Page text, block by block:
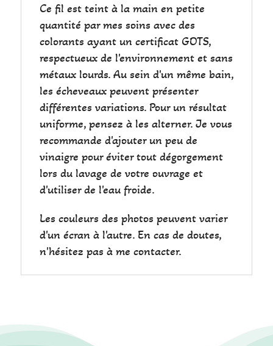
Ce fil est teint à la main en petite
quantité par mes soins avec des
colorants ayant un certificat GOTS,
respectueux de l'environnement et sans
métaux lourds. Au sein d'un même bain,
les écheveaux peuvent présenter
différentes variations. Pour un résultat
uniforme, pensez à les alterner. Je vous
recommande d'ajouter un peu de
vinaigre pour éviter tout dégorgement
lors du lavage de votre ouvrage et
d'utiliser de l'eau froide.
Les couleurs des photos peuvent varier
d'un écran à l'autre. En cas de doutes,
n'hésitez pas à me contacter.